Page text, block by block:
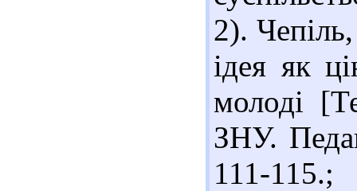
2).
ідея як
молоді
ЗНУ.
111-